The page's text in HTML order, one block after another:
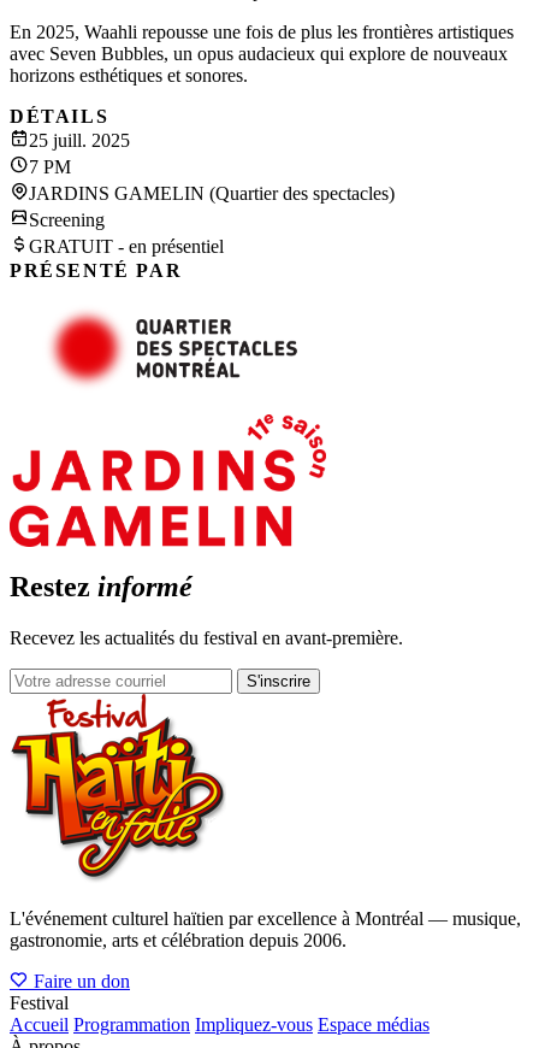
En 2025, Waahli repousse une fois de plus les frontières artistiques
avec Seven Bubbles, un opus audacieux qui explore de nouveaux
horizons esthétiques et sonores.
DÉTAILS
25 juill. 2025
7 PM
JARDINS GAMELIN (Quartier des spectacles)
Screening
GRATUIT - en présentiel
PRÉSENTÉ PAR
Restez informé
Recevez les actualités du festival en avant-première.
S'inscrire
L'événement culturel haïtien par excellence à Montréal — musique,
gastronomie, arts et célébration depuis 2006.
Faire un don
Festival
Accueil Programmation Impliquez-vous Espace médias